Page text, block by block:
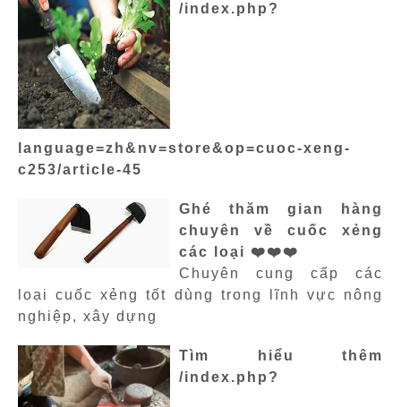
/index.php?
language=zh&nv=store&op=cuoc-xeng-
c253/article-45
Ghé thăm gian hàng
chuyên về cuốc xẻng
các loại ❤️❤️❤️
Chuyên cung cấp các
loại cuốc xẻng tốt dùng trong lĩnh vực nông
nghiệp, xây dựng
Tìm hiểu thêm
/index.php?